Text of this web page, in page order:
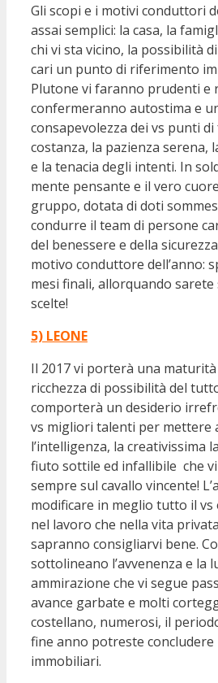
Gli scopi e i motivi conduttori
assai semplici: la casa, la
chi vi sta vicino, la possibilità
cari un punto di riferimento
Plutone vi faranno prudenti e
confermeranno autostima e
consapevolezza dei vs punti
costanza, la pazienza serena,
e la tenacia degli intenti. In
mente pensante e il vero
gruppo, dotata di doti
condurre il team di persone
del benessere e della
motivo conduttore dell’anno:
mesi finali, allorquando sarete
scelte!
5) LEONE
Il 2017 vi porterà una
ricchezza di possibilità del
comporterà un desiderio
vs migliori talenti per mettere
l’intelligenza, la creativissima
fiuto sottile ed infallibile che
sempre sul cavallo vincente!
modificare in meglio tutto il
nel lavoro che nella vita
sapranno consigliarvi bene.
sottolineano l’avvenenza e la
ammirazione che vi segue
avance garbate e molti
costellano, numerosi, il
fine anno potreste
immobiliari.